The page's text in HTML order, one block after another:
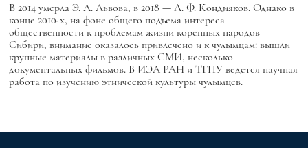
В 2014 умерла Э. Л. Львова, в 2018 — А. Ф. Кондияков. Однако в
конце 2010-х, на фоне общего подъема интереса
общественности к проблемам жизни коренных народов
Сибири, внимание оказалось привлечено и к чулымцам: вышли
крупные материалы в различных СМИ, несколько
документальных фильмов. В ИЭА РАН и ТГПУ ведется научная
работа по изучению этнической культуры чулымцев.